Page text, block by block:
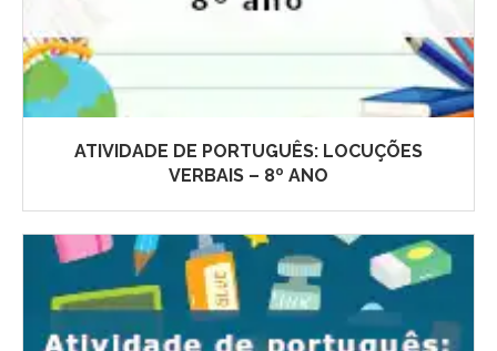
ATIVIDADE DE PORTUGUÊS: LOCUÇÕES
VERBAIS – 8º ANO